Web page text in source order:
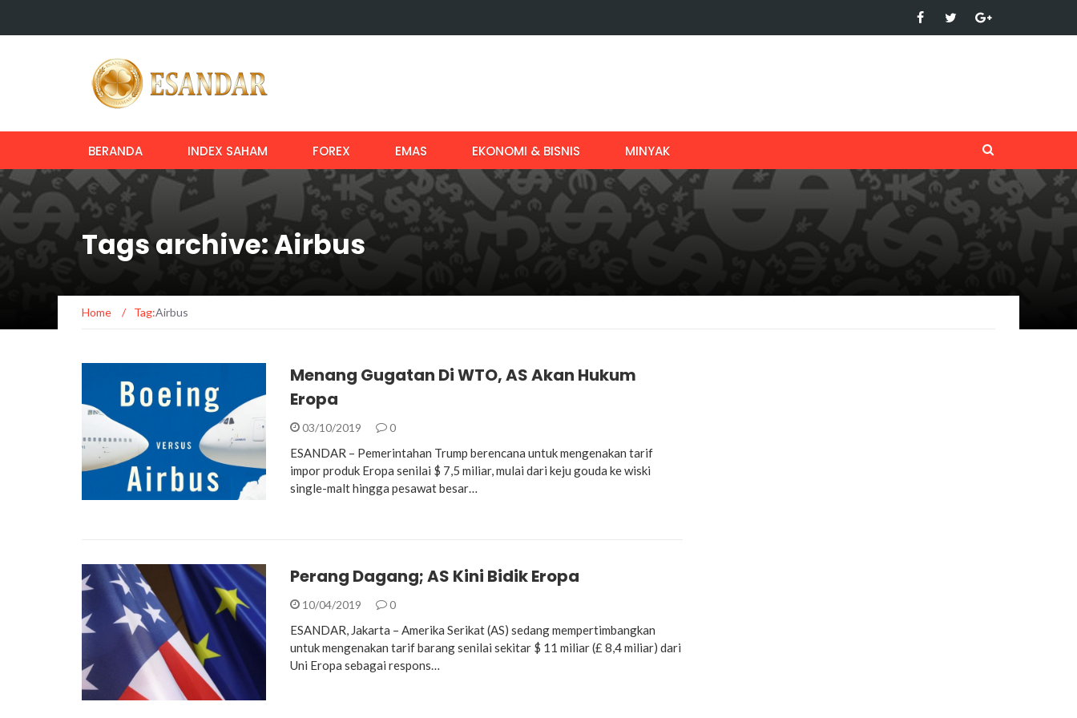
BERANDA INDEX SAHAM FOREX EMAS EKONOMI & BISNIS MINYAK
Tags archive: Airbus
Home / Tag:Airbus
Menang Gugatan Di WTO, AS Akan Hukum
Eropa
03/10/2019 0
ESANDAR – Pemerintahan Trump berencana untuk mengenakan tarif
impor produk Eropa senilai $ 7,5 miliar, mulai dari keju gouda ke wiski
single-malt hingga pesawat besar…
Perang Dagang; AS Kini Bidik Eropa
10/04/2019 0
ESANDAR, Jakarta – Amerika Serikat (AS) sedang mempertimbangkan
untuk mengenakan tarif barang senilai sekitar $ 11 miliar (£ 8,4 miliar) dari
Uni Eropa sebagai respons…